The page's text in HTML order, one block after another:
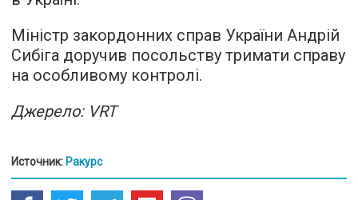
Міністр закордонних справ України Андрій
Сибіга доручив посольству тримати справу
на особливому контролі.
Джерело: VRT
Источник: Ракурс